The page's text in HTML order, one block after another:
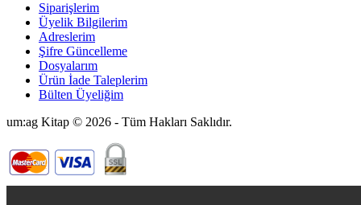
Siparişlerim
Üyelik Bilgilerim
Adreslerim
Şifre Güncelleme
Dosyalarım
Ürün İade Taleplerim
Bülten Üyeliğim
um:ag Kitap © 2026 - Tüm Hakları Saklıdır.